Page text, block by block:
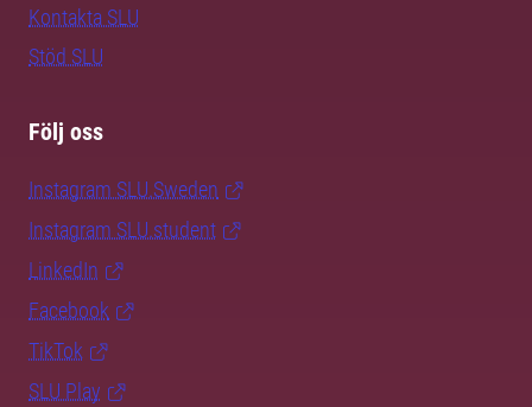
Kontakta SLU
Stöd SLU
Följ oss
Instagram SLU.Sweden
Instagram SLU.student
LinkedIn
Facebook
TikTok
SLU Play